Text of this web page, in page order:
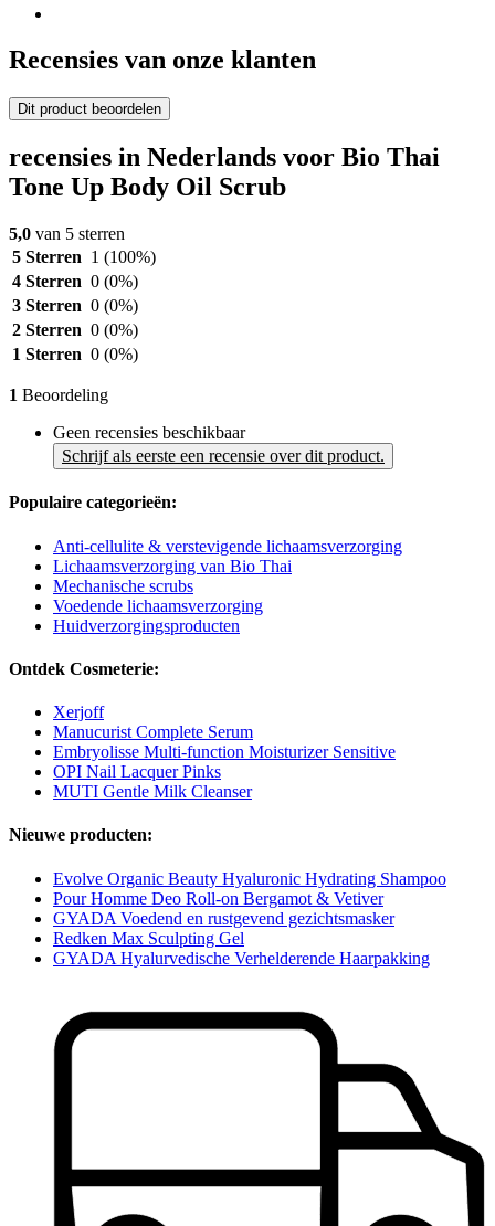
Recensies van onze klanten
Dit product beoordelen
recensies in Nederlands voor Bio Thai
Tone Up Body Oil Scrub
5,0 van 5 sterren
5 Sterren 1 (100%)
4 Sterren 0 (0%)
3 Sterren 0 (0%)
2 Sterren 0 (0%)
1 Sterren 0 (0%)
1 Beoordeling
Geen recensies beschikbaar
Schrijf als eerste een recensie over dit product.
Populaire categorieën:
Anti-cellulite & verstevigende lichaamsverzorging
Lichaamsverzorging van Bio Thai
Mechanische scrubs
Voedende lichaamsverzorging
Huidverzorgingsproducten
Ontdek Cosmeterie:
Xerjoff
Manucurist Complete Serum
Embryolisse Multi-function Moisturizer Sensitive
OPI Nail Lacquer Pinks
MUTI Gentle Milk Cleanser
Nieuwe producten:
Evolve Organic Beauty Hyaluronic Hydrating Shampoo
Pour Homme Deo Roll-on Bergamot & Vetiver
GYADA Voedend en rustgevend gezichtsmasker
Redken Max Sculpting Gel
GYADA Hyalurvedische Verhelderende Haarpakking